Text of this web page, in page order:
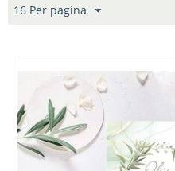
16 Per pagina